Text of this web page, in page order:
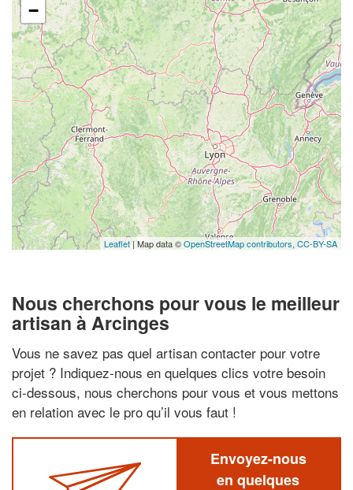
−
Leaflet| Map data ©OpenStreetMap contributors, CC-BY-SA
Nous cherchons pour vous le meilleur
artisan à Arcinges
Vous ne savez pas quel artisan contacter pour votre
projet ? Indiquez-nous en quelques clics votre besoin
ci-dessous, nous cherchons pour vous et vous mettons
en relation avec le pro qu’il vous faut !
Envoyez-nous
en quelques